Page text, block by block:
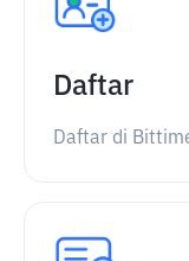
Daftar
Daftar di